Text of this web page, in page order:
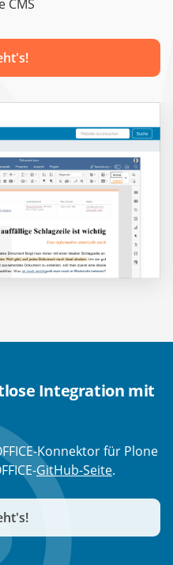
CMS
Integration mit
Konnektor für Plone
GitHub-Seite.